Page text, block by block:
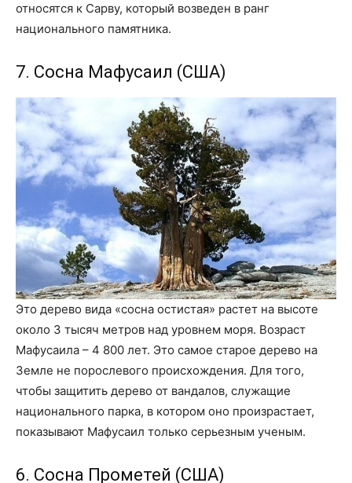
относятся к Сарву, который возведен в ранг
национального памятника.
7. Сосна Мафусаил (США)
Это дерево вида «сосна остистая» растет на высоте
около 3 тысяч метров над уровнем моря. Возраст
Мафусаила – 4 800 лет. Это самое старое дерево на
Земле не порослевого происхождения. Для того,
чтобы защитить дерево от вандалов, служащие
национального парка, в котором оно произрастает,
показывают Мафусаил только серьезным ученым.
6. Сосна Прометей (США)